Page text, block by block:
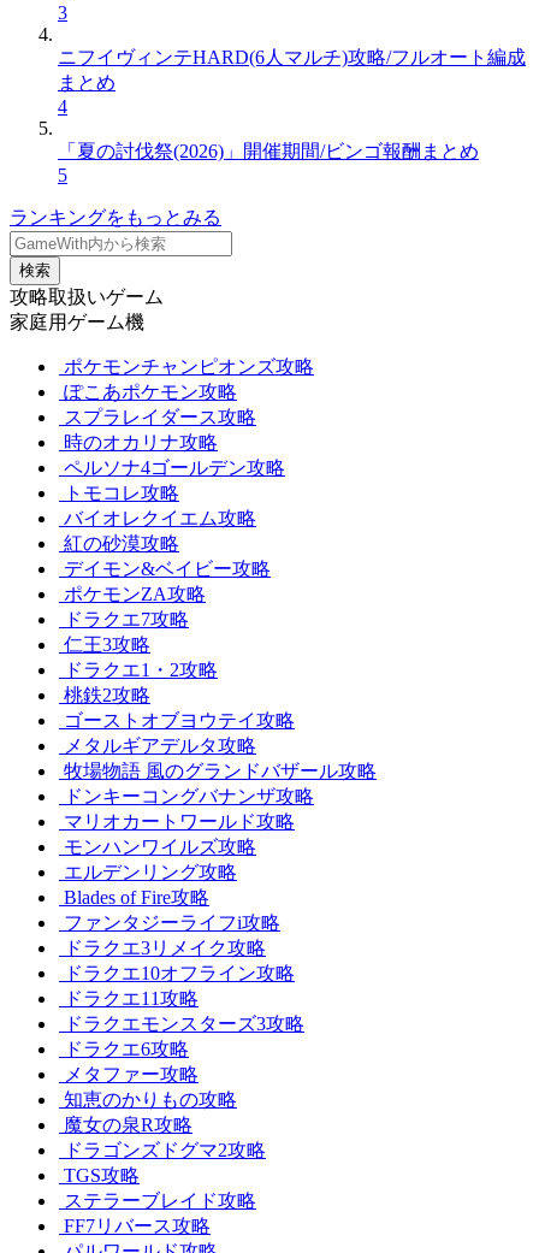
3
ニフイヴィンテHARD(6人マルチ)攻略/フルオート編成
まとめ
4
「夏の討伐祭(2026)」開催期間/ビンゴ報酬まとめ
5
ランキングをもっとみる
検索
攻略取扱いゲーム
家庭用ゲーム機
ポケモンチャンピオンズ攻略
ぽこあポケモン攻略
スプラレイダース攻略
時のオカリナ攻略
ペルソナ4ゴールデン攻略
トモコレ攻略
バイオレクイエム攻略
紅の砂漠攻略
デイモン&ベイビー攻略
ポケモンZA攻略
ドラクエ7攻略
仁王3攻略
ドラクエ1・2攻略
桃鉄2攻略
ゴーストオブヨウテイ攻略
メタルギアデルタ攻略
牧場物語 風のグランドバザール攻略
ドンキーコングバナンザ攻略
マリオカートワールド攻略
モンハンワイルズ攻略
エルデンリング攻略
Blades of Fire攻略
ファンタジーライフi攻略
ドラクエ3リメイク攻略
ドラクエ10オフライン攻略
ドラクエ11攻略
ドラクエモンスターズ3攻略
ドラクエ6攻略
メタファー攻略
知恵のかりもの攻略
魔女の泉R攻略
ドラゴンズドグマ2攻略
TGS攻略
ステラーブレイド攻略
FF7リバース攻略